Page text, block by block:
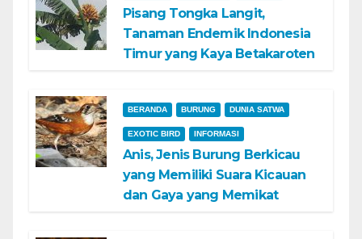
Pisang Tongka Langit,
Tanaman Endemik Indonesia
Timur yang Kaya Betakaroten
BERANDA BURUNG DUNIA SATWA
EXOTIC BIRD INFORMASI
Anis, Jenis Burung Berkicau
yang Memiliki Suara Kicauan
dan Gaya yang Memikat